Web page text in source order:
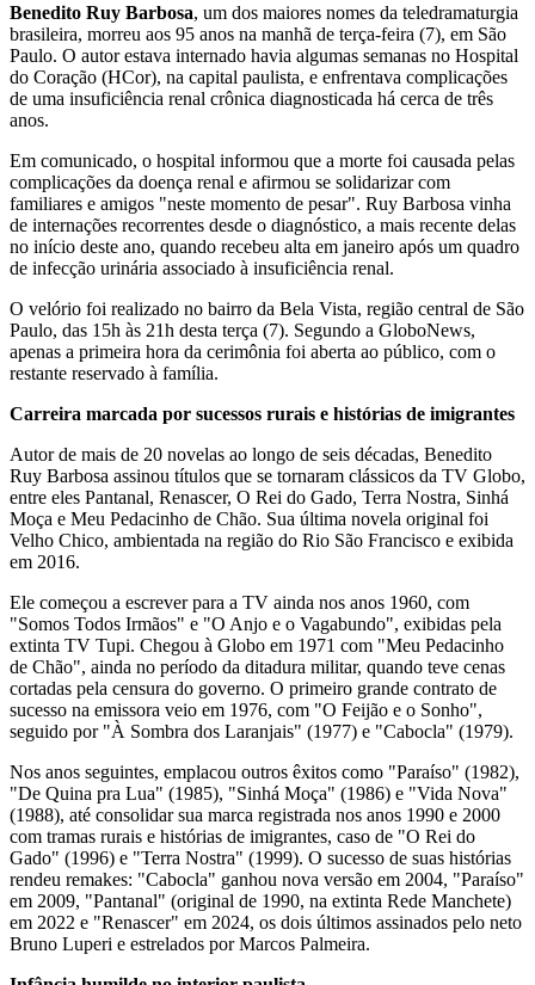
Benedito Ruy Barbosa, um dos maiores nomes da teledramaturgia
brasileira, morreu aos 95 anos na manhã de terça-feira (7), em São
Paulo. O autor estava internado havia algumas semanas no Hospital
do Coração (HCor), na capital paulista, e enfrentava complicações
de uma insuficiência renal crônica diagnosticada há cerca de três
anos.
Em comunicado, o hospital informou que a morte foi causada pelas
complicações da doença renal e afirmou se solidarizar com
familiares e amigos "neste momento de pesar". Ruy Barbosa vinha
de internações recorrentes desde o diagnóstico, a mais recente delas
no início deste ano, quando recebeu alta em janeiro após um quadro
de infecção urinária associado à insuficiência renal.
O velório foi realizado no bairro da Bela Vista, região central de São
Paulo, das 15h às 21h desta terça (7). Segundo a GloboNews,
apenas a primeira hora da cerimônia foi aberta ao público, com o
restante reservado à família.
Carreira marcada por sucessos rurais e histórias de imigrantes
Autor de mais de 20 novelas ao longo de seis décadas, Benedito
Ruy Barbosa assinou títulos que se tornaram clássicos da TV Globo,
entre eles Pantanal, Renascer, O Rei do Gado, Terra Nostra, Sinhá
Moça e Meu Pedacinho de Chão. Sua última novela original foi
Velho Chico, ambientada na região do Rio São Francisco e exibida
em 2016.
Ele começou a escrever para a TV ainda nos anos 1960, com
"Somos Todos Irmãos" e "O Anjo e o Vagabundo", exibidas pela
extinta TV Tupi. Chegou à Globo em 1971 com "Meu Pedacinho
de Chão", ainda no período da ditadura militar, quando teve cenas
cortadas pela censura do governo. O primeiro grande contrato de
sucesso na emissora veio em 1976, com "O Feijão e o Sonho",
seguido por "À Sombra dos Laranjais" (1977) e "Cabocla" (1979).
Nos anos seguintes, emplacou outros êxitos como "Paraíso" (1982),
"De Quina pra Lua" (1985), "Sinhá Moça" (1986) e "Vida Nova"
(1988), até consolidar sua marca registrada nos anos 1990 e 2000
com tramas rurais e histórias de imigrantes, caso de "O Rei do
Gado" (1996) e "Terra Nostra" (1999). O sucesso de suas histórias
rendeu remakes: "Cabocla" ganhou nova versão em 2004, "Paraíso"
em 2009, "Pantanal" (original de 1990, na extinta Rede Manchete)
em 2022 e "Renascer" em 2024, os dois últimos assinados pelo neto
Bruno Luperi e estrelados por Marcos Palmeira.